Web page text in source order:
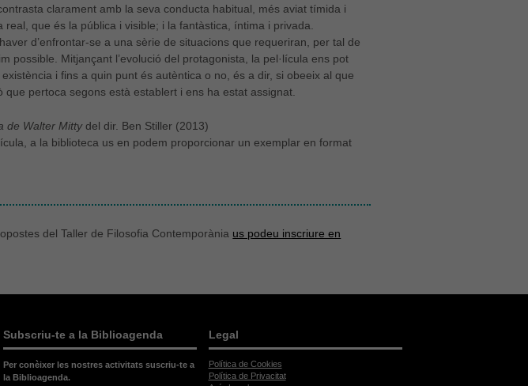
clarament amb la seva conducta habitual, més aviat tímida i
que és la pública i visible; i la fantàstica, íntima i privada.
d’enfrontar-se a una sèrie de situacions que requeriran, per tal de
possible. Mitjançant l’evolució del protagonista, la pel·lícula ens pot
i fins a quin punt és autèntica o no, és a dir, si obeeix al que
pertoca segons està establert i ens ha estat assignat.
de Walter Mittydel dir. Ben Stiller (2013)
a la biblioteca us en podem proporcionar un exemplar en format
del Taller de Filosofia Contemporània us podeu inscriure en
Subscriu-te a la Biblioagenda
Per conèixer les nostres activitats suscriu-te a
la Biblioagenda.
Legal
Política de Cookies
Política de Privacitat